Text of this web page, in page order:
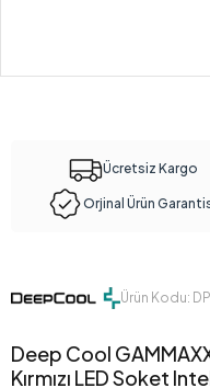
Ücretsiz Kargo
Orjinal Ürün
Ürün Kodu:
Deep Cool
Kırmızı LED Soket